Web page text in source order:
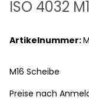
ISO 4032
Artikelnummer:
M16 Scheibe
Preise nach